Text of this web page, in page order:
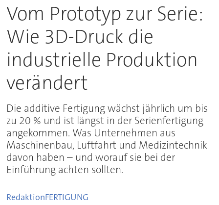
Vom Prototyp zur Serie:
Wie 3D-Druck die
industrielle Produktion
verändert
Die additive Fertigung wächst jährlich um bis
zu 20 % und ist längst in der Serienfertigung
angekommen. Was Unternehmen aus
Maschinenbau, Luftfahrt und Medizintechnik
davon haben – und worauf sie bei der
Einführung achten sollten.
RedaktionFERTIGUNG